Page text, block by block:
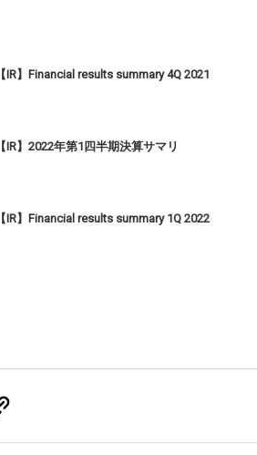
【IR】Financial results summary 4Q 2021
【IR】2022年第1四半期決算サマリ
【IR】Financial results summary 1Q 2022